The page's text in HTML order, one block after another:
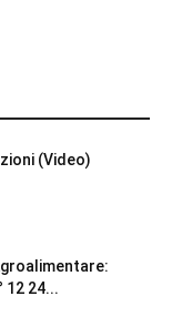
(Video)
12 24...